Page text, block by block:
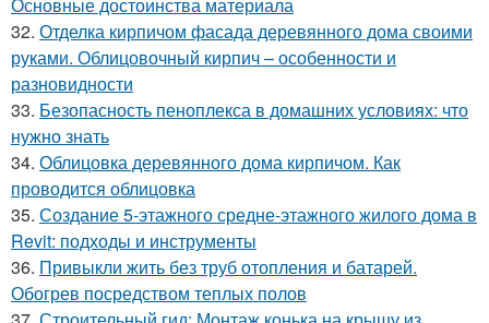
32. Отделка кирпичом фасада деревянного дома своими
руками. Облицовочный кирпич – особенности и
разновидности
33. Безопасность пеноплекса в домашних условиях: что
нужно знать
34. Облицовка деревянного дома кирпичом. Как
проводится облицовка
35. Создание 5-этажного средне-этажного жилого дома в
Revit: подходы и инструменты
36. Привыкли жить без труб отопления и батарей.
Обогрев посредством теплых полов